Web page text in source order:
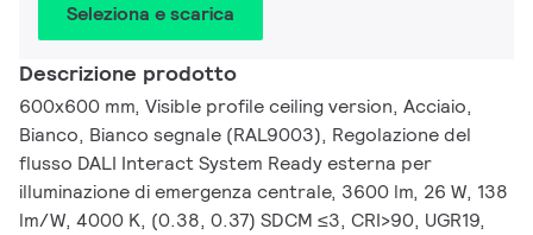
Seleziona e scarica
Descrizione prodotto
600x600 mm, Visible profile ceiling version, Acciaio,
Bianco, Bianco segnale (RAL9003), Regolazione del
flusso DALI Interact System Ready esterna per
illuminazione di emergenza centrale, 3600 lm, 26 W, 138
lm/W, 4000 K, (0.38, 0.37) SDCM ≤3, CRI>90, UGR19,